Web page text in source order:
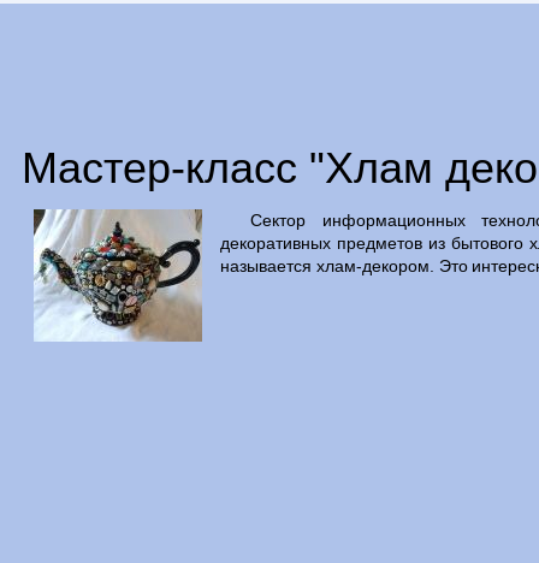
Мастер-класс "Хлам
Сектор информационных
декоративных предметов из
называется хлам-декором. Это